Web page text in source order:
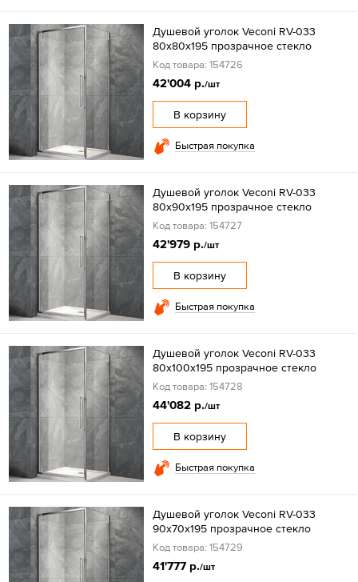
Душевой уголок Veconi RV-033
80х80х195 прозрачное стекло
Код товара: 154726
42'004 р./шт
В корзину
Быстрая покупка
Душевой уголок Veconi RV-033
80х90х195 прозрачное стекло
Код товара: 154727
42'979 р./шт
В корзину
Быстрая покупка
Душевой уголок Veconi RV-033
80х100х195 прозрачное стекло
Код товара: 154728
44'082 р./шт
В корзину
Быстрая покупка
Душевой уголок Veconi RV-033
90х70х195 прозрачное стекло
Код товара: 154729
41'777 р./шт